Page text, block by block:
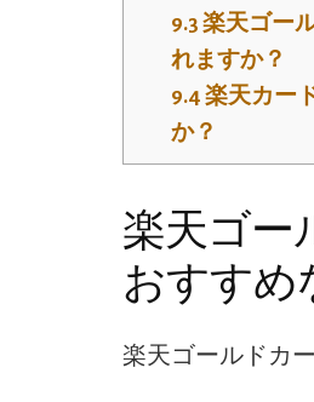
9.3 楽天ゴー
れますか？
9.4 楽天カー
か？
楽天ゴー
おすすめ
楽天ゴールドカ